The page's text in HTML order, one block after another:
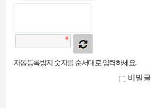
자동등록방지 숫자를 순서대로 입력하세요.
비밀글